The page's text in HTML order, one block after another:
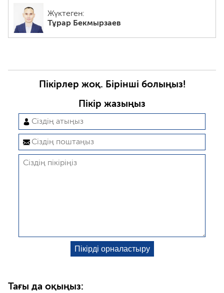
Жүктеген:
Тұрар Бекмырзаев
Пікірлер жоқ. Бірінші болыңыз!
Пікір жазыңыз
Тағы да оқыңыз: